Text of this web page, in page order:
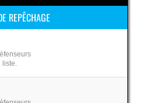
REPÊCHAGE
liste.